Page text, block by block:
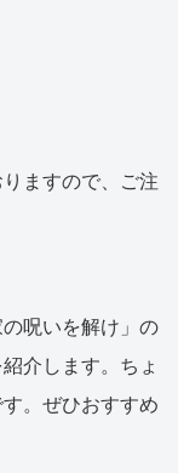
ますので、ご注
呪いを解け」の
介します。ちょ
。ぜひおすすめ